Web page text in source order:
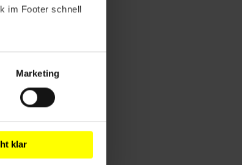
im Footer schnell
Marketing
klar